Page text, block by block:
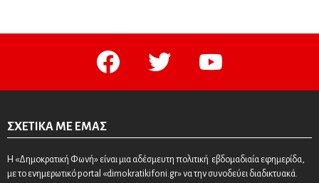
facebook twitter youtube
ΣΧΕΤΙΚΆ ΜΕ ΕΜΆΣ
Η «Δημοκρατική Φωνή» είναι μια αδέσμευτη πολιτική εβδομαδιαία εφημερίδα,
με το ενημερωτικό portal «dimokratikifoni.gr» να την συνοδεύει διαδικτυακά.